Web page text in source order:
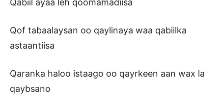
Qabiil ayaa leh qoomamadiisa
Qof tabaalaysan oo qaylinaya waa qabiilka
astaantiisa
Qaranka haloo istaago oo qayrkeen aan wax la
qaybsano